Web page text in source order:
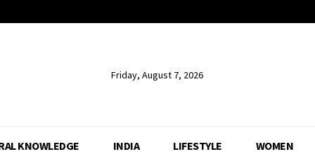
Friday, August 7, 2026
KNOWLEDGE INDIA LIFESTYLE WOMEN